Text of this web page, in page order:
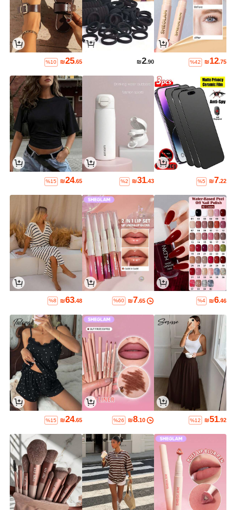
₪12.75
%42
₪2.90
₪25.65
%10
₪7.22
%5
₪31.43
%2
₪24.65
%15
₪6.46
%4
₪7.65
%60
₪63.48
%8
₪51.92
%12
₪8.10
%26
₪24.65
%15